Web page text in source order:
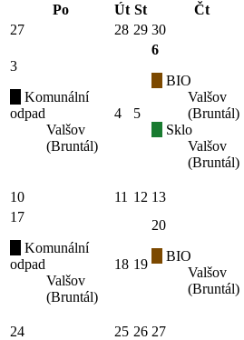
Po
Út St Čt
27
28 29 30
3
Komunální
odpad
Valšov
(Bruntál)
4 5
6
BIO
Valšov
(Bruntál)
Sklo
Valšov
(Bruntál)
10 11 12 13
17
Komunální
odpad
Valšov
(Bruntál)
18 19
20
BIO
Valšov
(Bruntál)
24 25 26 27